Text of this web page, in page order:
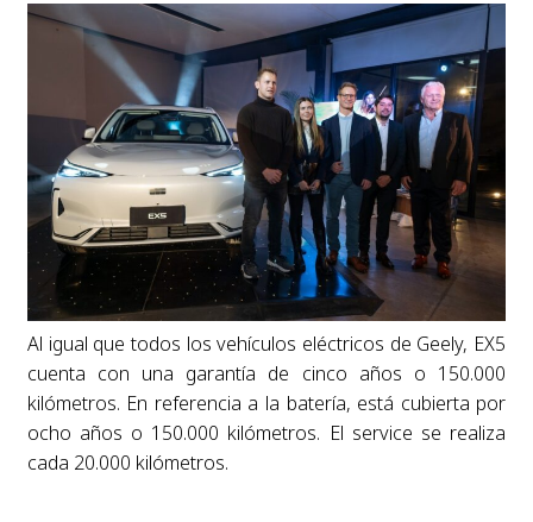
Al igual que todos los vehículos eléctricos de Geely, EX5
cuenta con una garantía de cinco años o 150.000
kilómetros. En referencia a la batería, está cubierta por
ocho años o 150.000 kilómetros. El service se realiza
cada 20.000 kilómetros.